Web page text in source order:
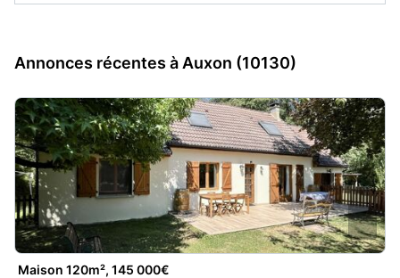
Annonces récentes à Auxon (10130)
Maison 120m², 145 000€